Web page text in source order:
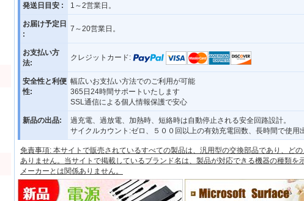
発送日目安 : 1～2営業日。
お届け予定日
:
7～20営業日。
お支払い方
法:
クレジットカード:
安全性と利便
性:
幅広いお支払い方法でのご利用が可能
365日24時間サポートいたします
SSL通信による個人情報保護で安心
新品の出品:
過充電、過放電、加熱時、短絡時は自動停止される安全回路設計。
サイクルカウント:ゼロ、５００回以上の有効充電回数、長時間で使用
免責事項: 本サイトで販売されているすべての製品は、汎用型の交換部品であり、ど
ありません。当サイトで掲載しているブランド名は、製品が対応できる機器の種類を
メーカーとは関係ありません。